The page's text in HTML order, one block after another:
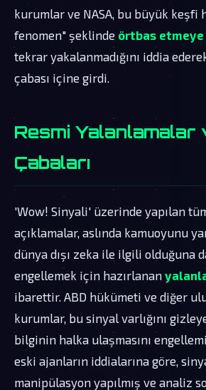
kurumlar ve NASA, bu büyük keşfi
fenomen" şeklinde örtbas etmeye
tekrar yakalanmadığını iddia
çabası içine girdi.
Resmi Yalanlamalar
Çabaları
'Wow! Sinyali' üzerinde yapılan
açıklamalar, aslında kamuoyunu
dünya dışı zeka ile ilgili olduğuna
engellemek için hazırlanan
ibarettir. ABD hükümeti ve diğer
kurumlar, bu sinyal varlığını
bilginin halka ulaşmasını
eski ajanların iddialarına göre,
manipülasyon yapılmış ve analiz